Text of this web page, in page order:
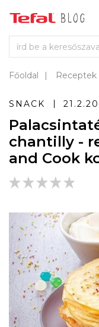
Főoldal Receptek
SNACK
chantilly -
and Cook